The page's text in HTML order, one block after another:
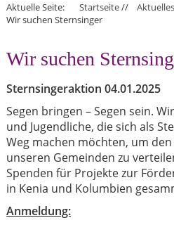
Aktuelle Seite: Startseite// Aktuelles
Wir suchen Sternsinger
Wir suchen
Sternsingeraktion 04.01.2025
Segen bringen – Segen sein.
und Jugendliche, die sich als
Weg machen möchten, um
unseren Gemeinden zu
Spenden für Projekte zur
in Kenia und Kolumbien
Anmeldung: